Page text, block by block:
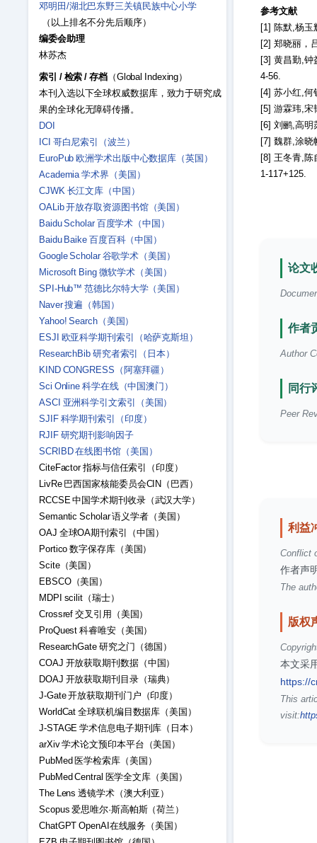
邓明田/湖北巴东野三关镇民族中心小学
（以上排名不分先后顺序）
编委会助理
林苏杰
索引 / 检索 /存档（Global Indexing）
本刊入选以下全球权威数据库，致力于研究成
果的全球化无障碍传播。
DOI
ICI 哥白尼索引（波兰）
EuroPub 欧洲学术出版中心数据库（英国）
Academia 学术界（美国）
CJWK 长江文库（中国）
OALib 开放存取资源图书馆（美国）
Baidu Scholar 百度学术（中国）
Baidu Baike 百度百科（中国）
Google Scholar 谷歌学术（美国）
Microsoft Bing 微软学术（美国）
SPI-Hub™ 范德比尔特大学（美国）
Naver 搜遍（韩国）
Yahoo! Search（美国）
ESJI 欧亚科学期刊索引（哈萨克斯坦）
ResearchBib 研究者索引（日本）
KIND CONGRESS（阿塞拜疆）
Sci Online 科学在线（中国澳门）
ASCI 亚洲科学引文索引（美国）
SJIF 科学期刊索引（印度）
RJIF 研究期刊影响因子
SCRIBD 在线图书馆（美国）
CiteFactor 指标与信任索引（印度）
LivRe 巴西国家核能委员会CIN（巴西）
RCCSE 中国学术期刊收录（武汉大学）
Semantic Scholar 语义学者（美国）
OAJ 全球OA期刊索引（中国）
Portico 数字保存库（美国）
Scite（美国）
EBSCO（美国）
MDPI scilit（瑞士）
Crossref 交叉引用（美国）
ProQuest 科睿唯安（美国）
ResearchGate 研究之门（德国）
COAJ 开放获取期刊数据（中国）
DOAJ 开放获取期刊目录（瑞典）
J-Gate 开放获取期刊门户（印度）
WorldCat 全球联机编目数据库（美国）
J-STAGE 学术信息电子期刊库（日本）
arXiv 学术论文预印本平台（美国）
PubMed 医学检索库（美国）
PubMed Central 医学全文库（美国）
The Lens 透镜学术（澳大利亚）
Scopus 爱思唯尔·斯高帕斯（荷兰）
ChatGPT OpenAI在线服务（美国）
参考文献
[1] 陈默,杨玉
[2] 郑晓丽，
[3] 黄昌勤,钟
4-56.
[4] 苏小红,
[5] 游霖玮,宋
[6] 刘鹂,高明
[7] 魏群,涂晓
[8] 王冬青,陈
1-117+125.
论文
作者
Author
同行
Peer
利益
Conflict
作者声
The
版权
本文采
https://
This
visit: